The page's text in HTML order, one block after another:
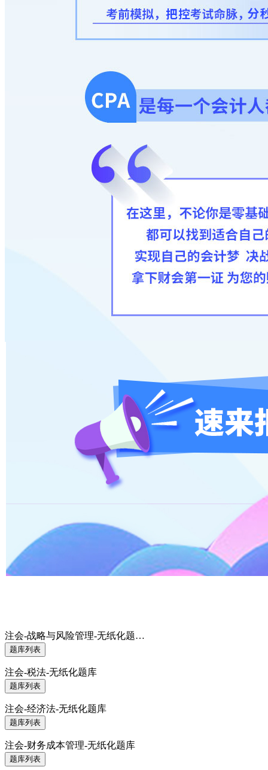
注会-战略与风险管理-无纸化题…
题库列表
注会-税法-无纸化题库
题库列表
注会-经济法-无纸化题库
题库列表
注会-财务成本管理-无纸化题库
题库列表